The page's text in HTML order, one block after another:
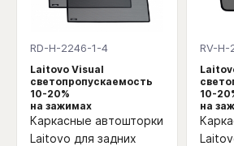
RD-H-2246-1-4
Laitovo Visual
светопропускаемость
10-20%
на зажимах
Каркасные автошторки
Laitovo для задних
RV-
10-
на